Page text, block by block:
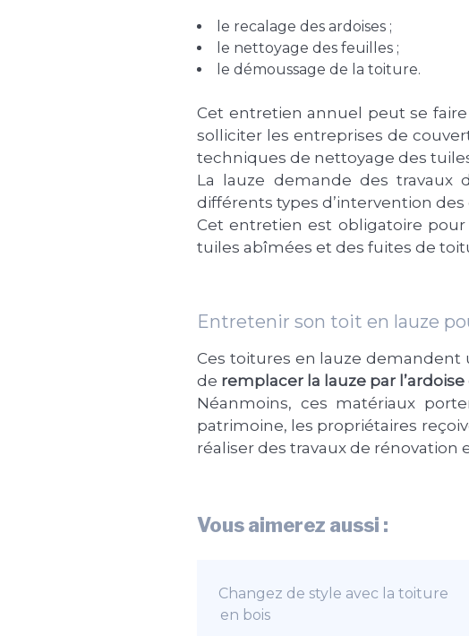
le recalage des ardoises ;
le nettoyage des feuilles ;
le démoussage de la toiture.
Cet entretien annuel peut se faire
solliciter les entreprises de
techniques de nettoyage des
La lauze demande des travaux
différents types d’intervention des
Cet entretien est obligatoire
tuiles abîmées et des fuites de
Entretenir son toit en lauze
Ces toitures en lauze demandent
de remplacer la lauze par
Néanmoins, ces matériaux
patrimoine, les propriétaires
réaliser des travaux de
Vous aimerez aussi :
Changez de style avec la toiture
en bois